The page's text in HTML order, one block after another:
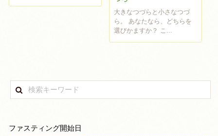
大きなつづらと小さなつづ
ら。 あなたなら、どちらを
選びかますか？ こ...
ファスティング開始日